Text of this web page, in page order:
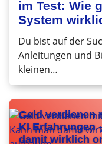
im Test: Wie
System
Du bist auf der
Anleitungen und
kleinen…
Geld verdienen
KI Erfahrungen
damit wirklich